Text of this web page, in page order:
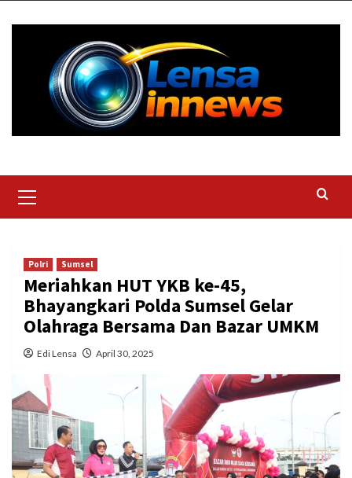
Menu
Polri Sumsel
Meriahkan HUT YKB ke-45,
Bhayangkari Polda Sumsel Gelar
Olahraga Bersama Dan Bazar UMKM
Edi Lensa April 30, 2025